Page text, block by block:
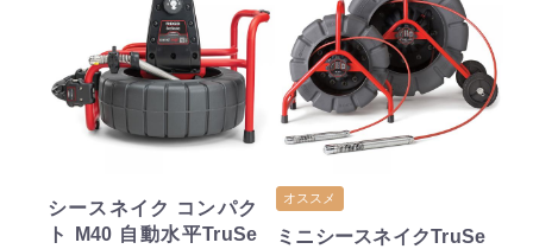
シースネイク コンパク
ト M40 自動水平TruSe
オススメ
ミニシースネイクTruSe